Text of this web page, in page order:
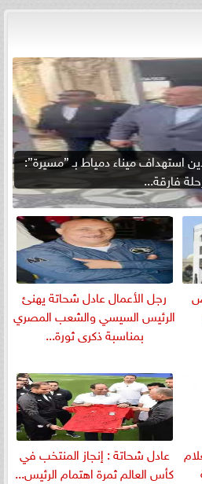
استهداف ميناء دمياط بـ ”مسيرة”:
فارقة...
رجل الأعمال عادل شحاتة يهنئ
الرئيس السيسي والشعب المصري
بمناسبة ذكرى ثورة...
عادل شحاتة : إنجاز المنتخب في
كأس العالم ثمرة اهتمام الرئيس...